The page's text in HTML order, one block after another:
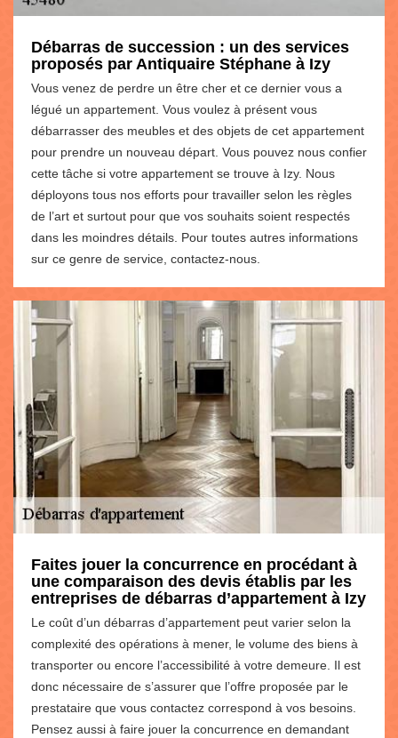
Débarras de succession : un des services
proposés par Antiquaire Stéphane à Izy
Vous venez de perdre un être cher et ce dernier vous a
légué un appartement. Vous voulez à présent vous
débarrasser des meubles et des objets de cet appartement
pour prendre un nouveau départ. Vous pouvez nous confier
cette tâche si votre appartement se trouve à Izy. Nous
déployons tous nos efforts pour travailler selon les règles
de l’art et surtout pour que vos souhaits soient respectés
dans les moindres détails. Pour toutes autres informations
sur ce genre de service, contactez-nous.
Faites jouer la concurrence en procédant à
une comparaison des devis établis par les
entreprises de débarras d’appartement à Izy
Le coût d’un débarras d’appartement peut varier selon la
complexité des opérations à mener, le volume des biens à
transporter ou encore l’accessibilité à votre demeure. Il est
donc nécessaire de s’assurer que l’offre proposée par le
prestataire que vous contactez correspond à vos besoins.
Pensez aussi à faire jouer la concurrence en demandant